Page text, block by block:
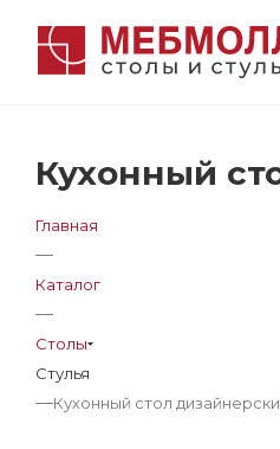
Кухонный
Главная
—
Каталог
—
Столы
Стулья
—Кухонный стол